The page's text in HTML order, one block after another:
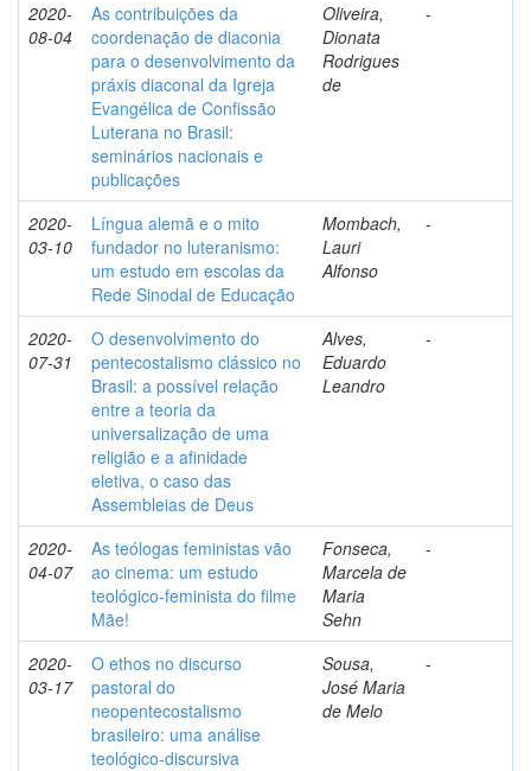
2020-
08-04
As contribuições da
coordenação de diaconia
para o desenvolvimento da
práxis diaconal da Igreja
Evangélica de Confissão
Luterana no Brasil:
seminários nacionais e
publicações
Oliveira,
Dionata
Rodrigues
de
-
2020-
03-10
Língua alemã e o mito
fundador no luteranismo:
um estudo em escolas da
Rede Sinodal de Educação
Mombach,
Lauri
Alfonso
-
2020-
07-31
O desenvolvimento do
pentecostalismo clássico no
Brasil: a possível relação
entre a teoria da
universalização de uma
religião e a afinidade
eletiva, o caso das
Assembleias de Deus
Alves,
Eduardo
Leandro
-
2020-
04-07
As teólogas feministas vão
ao cinema: um estudo
teológico-feminista do filme
Mãe!
Fonseca,
Marcela de
Maria
Sehn
-
2020-
03-17
O ethos no discurso
pastoral do
neopentecostalismo
brasileiro: uma análise
teológico-discursiva
Sousa,
José Maria
de Melo
-